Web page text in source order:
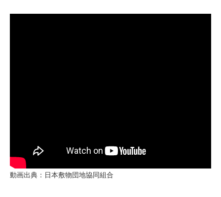
動画出典：日本敷物団地協同組合